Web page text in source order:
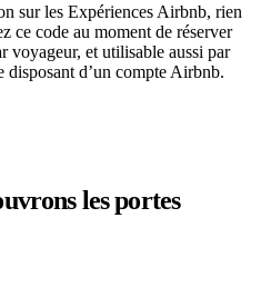
sur les Expériences Airbnb, rien
ce code au moment de réserver
et utilisable aussi par
disposant d’un compte Airbnb.
les portes